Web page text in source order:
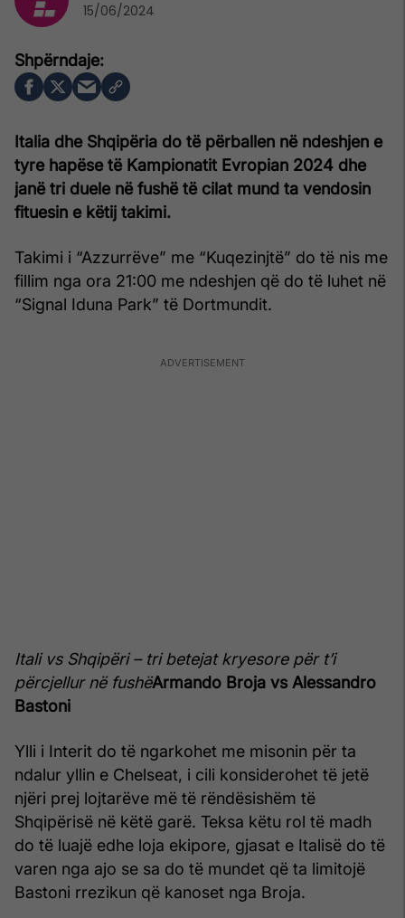
Italia dhe Shqipëria do të përballen në ndeshjen e
tyre hapëse të Kampionatit Evropian 2024 dhe
janë tri duele në fushë të cilat mund ta vendosin
fituesin e këtij takimi.
Takimi i “Azzurrëve” me “Kuqezinjtë” do të nis me
fillim nga ora 21:00 me ndeshjen që do të luhet në
“Signal Iduna Park” të Dortmundit.
Itali vs Shqipëri – tri betejat kryesore për t’i
përcjellur në fushëArmando Broja vs Alessandro
Bastoni
Ylli i Interit do të ngarkohet me misonin për ta
ndalur yllin e Chelseat, i cili konsiderohet të jetë
njëri prej lojtarëve më të rëndësishëm të
Shqipërisë në këtë garë. Teksa këtu rol të madh
do të luajë edhe loja ekipore, gjasat e Italisë do të
varen nga ajo se sa do të mundet që ta limitojë
Bastoni rrezikun që kanoset nga Broja.
15/06/2024